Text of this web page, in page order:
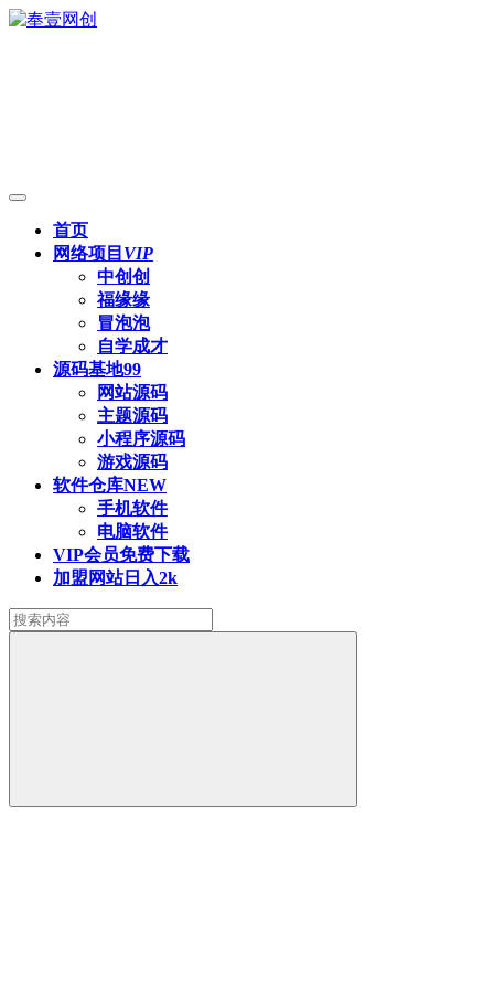
首页
网络项目 VIP
中创创
福缘缘
冒泡泡
自学成才
源码基地99
网站源码
主题源码
小程序源码
游戏源码
软件仓库NEW
手机软件
电脑软件
VIP会员免费下载
加盟网站日入2k